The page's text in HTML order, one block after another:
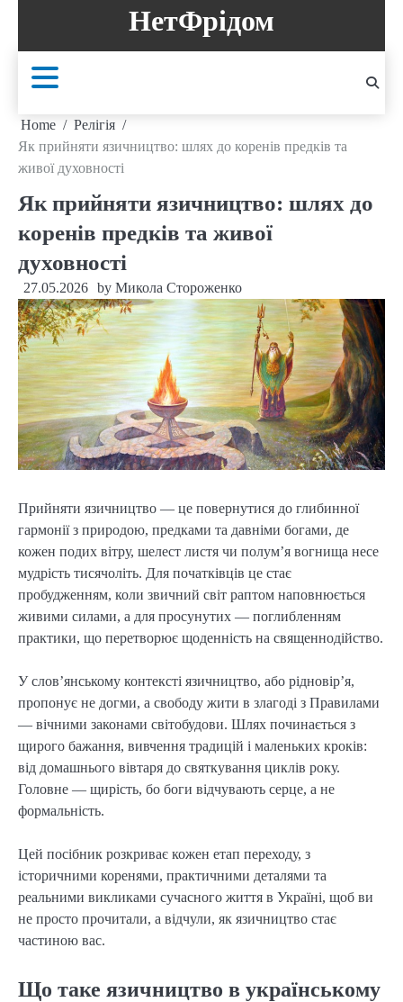
content
НетФрідом
Home
Релігія
Як прийняти язичництво: шлях до коренів предків та
живої духовності
Як прийняти язичництво: шлях до
коренів предків та живої
духовності
27.05.2026 by Микола Стороженко
Прийняти язичництво — це повернутися до глибинної
гармонії з природою, предками та давніми богами, де
кожен подих вітру, шелест листя чи полум’я вогнища несе
мудрість тисячоліть. Для початківців це стає
пробудженням, коли звичний світ раптом наповнюється
живими силами, а для просунутих — поглибленням
практики, що перетворює щоденність на священнодійство.
У слов’янському контексті язичництво, або рідновір’я,
пропонує не догми, а свободу жити в злагоді з Правилами
— вічними законами світобудови. Шлях починається з
щирого бажання, вивчення традицій і маленьких кроків:
від домашнього вівтаря до святкування циклів року.
Головне — щирість, бо боги відчувають серце, а не
формальність.
Цей посібник розкриває кожен етап переходу, з
історичними коренями, практичними деталями та
реальними викликами сучасного життя в Україні, щоб ви
не просто прочитали, а відчули, як язичництво стає
частиною вас.
Що таке язичництво в українському